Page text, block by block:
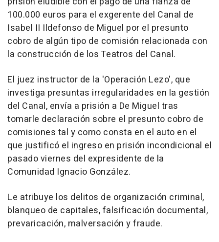
100.000 euros para el exgerente del Canal de
Isabel II Ildefonso de Miguel por el presunto
cobro de algún tipo de comisión relacionada con
la construcción de los Teatros del Canal.
El juez instructor de la 'Operación Lezo', que
investiga presuntas irregularidades en la gestión
del Canal, envía a prisión a De Miguel tras
tomarle declaración sobre el presunto cobro de
comisiones tal y como consta en el auto en el
que justificó el ingreso en prisión incondicional el
pasado viernes del expresidente de la
Comunidad Ignacio González.
Le atribuye los delitos de organización criminal,
blanqueo de capitales, falsificación documental,
prevaricación, malversación y fraude.